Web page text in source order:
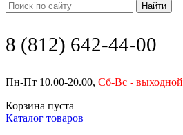
Найти
8 (812) 642-44-00
Пн-Пт 10.00-20.00, Сб-Вс - выходной
Корзина пуста
Каталог товаров